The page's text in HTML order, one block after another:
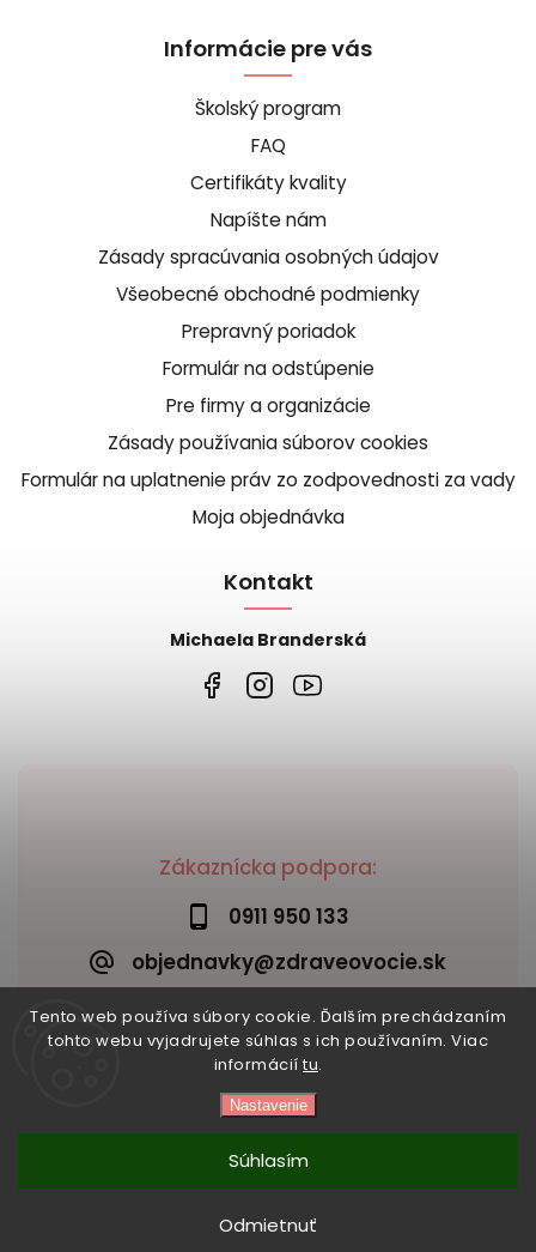
Tento web používa súbory cookie. Ďalším prechádzaním
tohto webu vyjadrujete súhlas s ich používaním. Viac
informácií tu.
Nastavenie
Odmietnuť
Súhlasím
Zákaznícka podpora:
0911 950 133
objednavky@zdraveovocie.sk
Informácie pre vás
Školský program
FAQ
Certifikáty kvality
Napíšte nám
Zásady spracúvania osobných údajov
Všeobecné obchodné podmienky
Prepravný poriadok
Formulár na odstúpenie
Pre firmy a organizácie
Zásady používania súborov cookies
Formulár na uplatnenie práv zo zodpovednosti za vady
Moja objednávka
Kontakt
Michaela Branderská
Zdravé ovocie. Všetky práva vyhradené.
Shoptet | Design